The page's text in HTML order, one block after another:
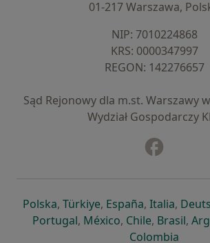
01-217 Warszawa,
NIP: ⁠7010224868
KRS: ⁠0000347997
REGON: ⁠142276657
Sąd Rejonowy dla m.st. Warszawy
Wydział Gospodarczy
Polskaotwiera się w nowej karcie
, Türkiyeotwiera się w nowej
, Españaotwiera się
, Italia,
Portugalotwiera się w nowej
, Méxicootwiera się w
, Chileotwiera się
, Brasil,
Colombia